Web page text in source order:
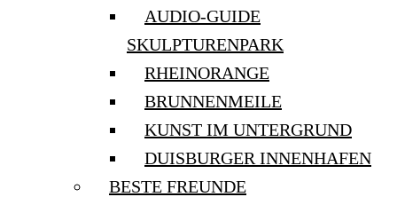
AUDIO-GUIDE
SKULPTURENPARK
RHEINORANGE
BRUNNENMEILE
KUNST IM UNTERGRUND
DUISBURGER INNENHAFEN
BESTE FREUNDE